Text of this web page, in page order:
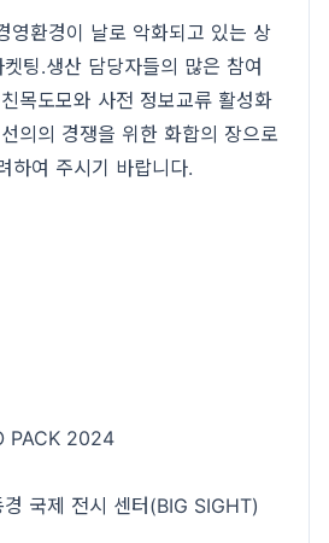
영환경이 날로 악화되고 있는 상
팅․생산 담당자들의 많은 참여
목도모와 사전 정보교류 활성화
의의 경쟁을 위한 화합의 장으로
하여 주시기 바랍니다.
PACK 2024
국제 전시 센터(BIG SIGHT)